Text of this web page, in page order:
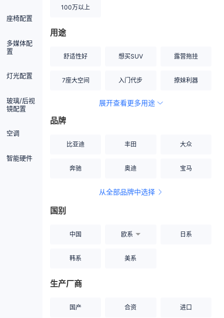
座椅配置
多媒体配
置
灯光配置
玻璃/后视
镜配置
空调
智能硬件
100万以上
用途
舒适性好 想买SUV 露营拖挂
7座大空间 入门代步 撩妹利器
空间宽敞
展开查看更多用途
品牌
比亚迪 丰田 大众
奔驰 奥迪 宝马
从全部品牌中选择
国别
中国 欧系 日系
韩系 美系
生产厂商
国产 合资 进口